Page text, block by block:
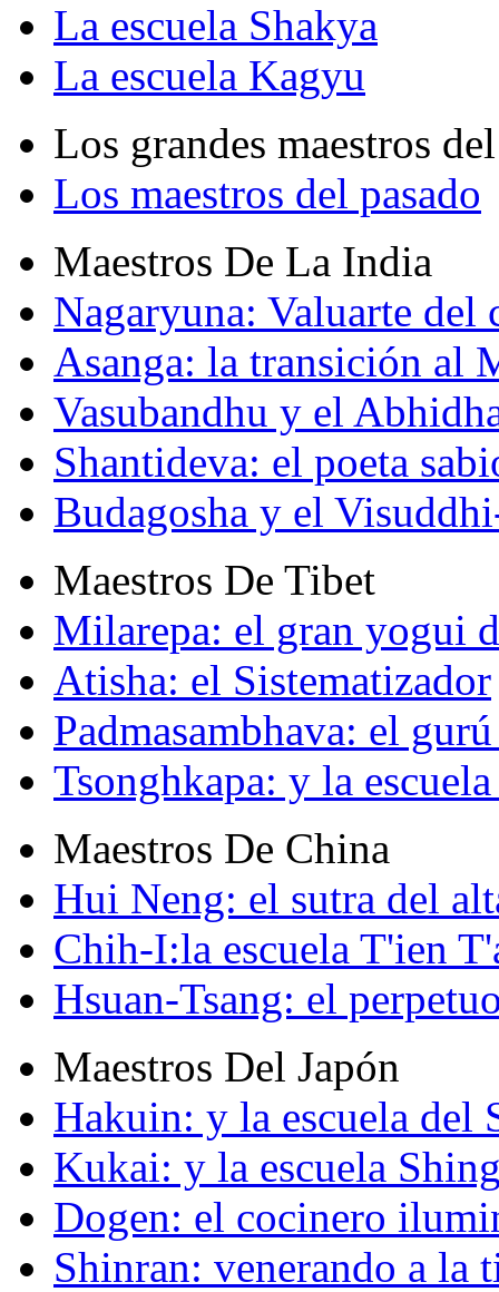
La escuela Shakya
La escuela Kagyu
Los grandes maestros
Los maestros del pasado
Maestros De La India
Nagaryuna: Valuarte del
Asanga: la transición al
Vasubandhu y el
Shantideva: el poeta
Budagosha y el
Maestros De Tibet
Milarepa: el gran yogui
Atisha: el Sistematizador
Padmasambhava: el
Tsonghkapa: y la
Maestros De China
Hui Neng: el sutra del
Chih-I:la escuela T'ien
Hsuan-Tsang: el
Maestros Del Japón
Hakuin: y la escuela del
Kukai: y la escuela
Dogen: el cocinero
Shinran: venerando a la